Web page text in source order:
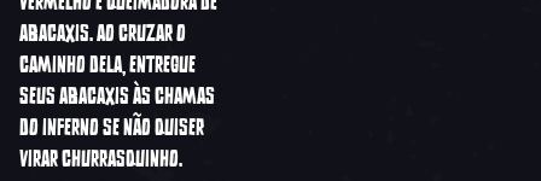
ABACAXIS. AO CRUZAR O
CAMINHO DELA, ENTREGUE
SEUS ABACAXIS ÀS CHAMAS
DO INFERNO SE NÃO QUISER
VIRAR CHURRASQUINHO.